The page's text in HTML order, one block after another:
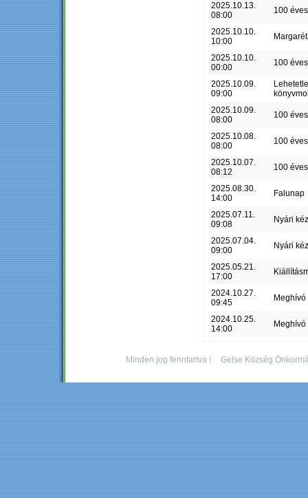
2025.10.13.
08:00
100
2025.10.10.
10:00
2025.10.10.
00:00
100
2025.10.09.
09:00
2025.10.09.
08:00
100
2025.10.08.
08:00
100
2025.10.07.
08:12
100
2025.08.30.
14:00
Falunap
2025.07.11.
09:08
Nyári
2025.07.04.
09:00
Nyári
2025.05.21.
17:00
2024.10.27.
09:45
Meghívó
2024.10.25.
14:00
Meghívó
Minden jog fenntartva ! Gelse Község